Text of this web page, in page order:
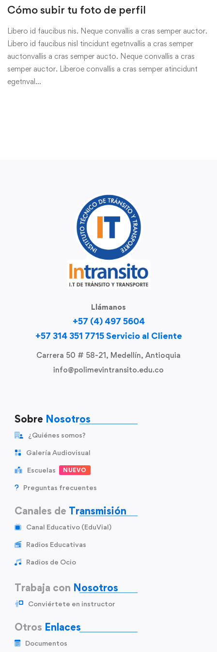
Cómo subir tu foto de perfil
Libero id faucibus nis. Neque convallis a cras semper auctor.
Libero id faucibus nisl tincidunt egetnvallis a cras semper
auctonvallis a cras semper aucto. Neque convallis a cras
semper auctor. Liberoe convallis a cras semper atincidunt
egetnval…
Llámanos
+57 (4) 497 5604
+57 314 351 7715 Servicio al Cliente
Carrera 50 # 58-21, Medellín, Antioquia
info@polimevintransito.edu.co
Sobre Nosotros
¿Quiénes somos?
Galería Audiovisual
Escuelas NUEVO
Preguntas frecuentes
Canales de Transmisión
Canal Educativo (EduVial)
Radios Educativas
Radios de Ocio
Trabaja con Nosotros
Conviértete en instructor
Otros Enlaces
Documentos